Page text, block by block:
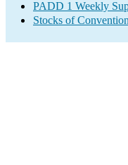
PADD 1 Weekly
Stocks of